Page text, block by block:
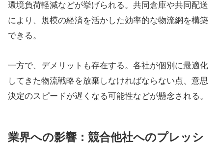
環境負荷軽減などが挙げられる。共同倉庫や共同配送
により、規模の経済を活かした効率的な物流網を構築
できる。
一方で、デメリットも存在する。各社が個別に最適化
してきた物流戦略を放棄しなければならない点、意思
決定のスピードが遅くなる可能性などが懸念される。
業界への影響：競合他社へのプレッシ